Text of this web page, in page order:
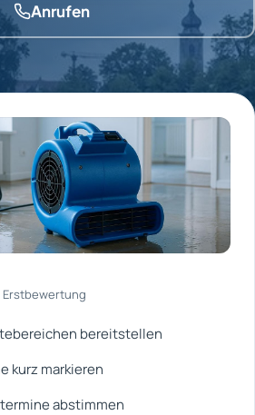
Anrufen
Erstbewertung
bereitstellen
kurz markieren
abstimmen